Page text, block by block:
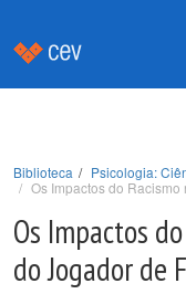
Biblioteca
Psicologia:
Os Impactos do
Os Impactos
do Jogador de